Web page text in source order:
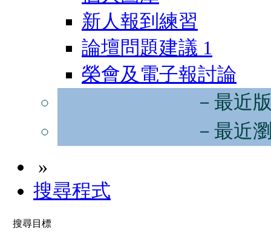
新人報到練習
論壇問題建議 1
榮會及電子報討論
－最近
－最近
»
搜尋程式
搜尋目標